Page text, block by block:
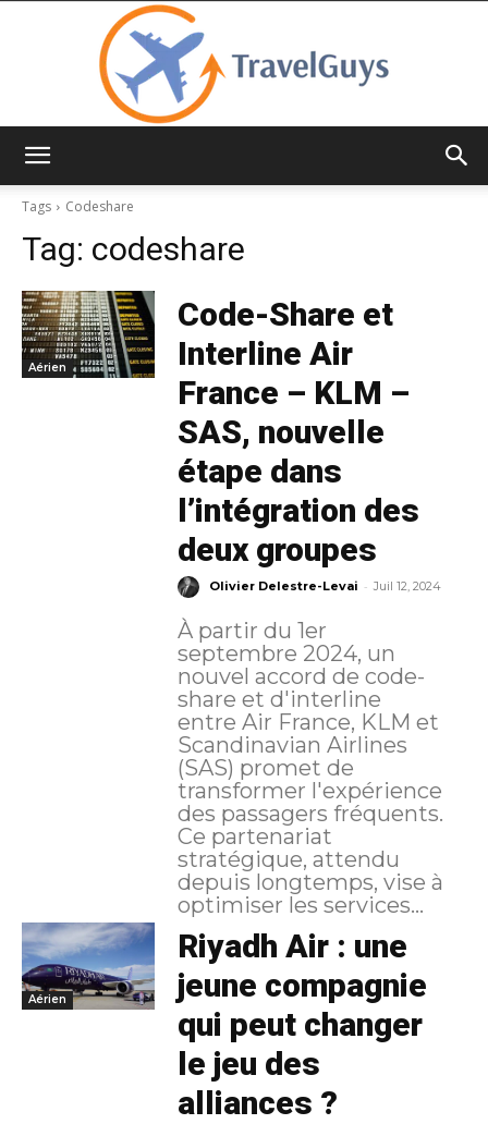
Tags
Codeshare
Tag: codeshare
Aérien
Code-Share et
Interline Air
France – KLM –
SAS, nouvelle
étape dans
l’intégration des
deux groupes
Olivier Delestre-Levai - Juil 12, 2024
À partir du 1er
septembre 2024, un
nouvel accord de code-
share et d'interline
entre Air France, KLM et
Scandinavian Airlines
(SAS) promet de
transformer l'expérience
des passagers fréquents.
Ce partenariat
stratégique, attendu
depuis longtemps, vise à
optimiser les services...
Aérien
Riyadh Air : une
jeune compagnie
qui peut changer
le jeu des
alliances ?